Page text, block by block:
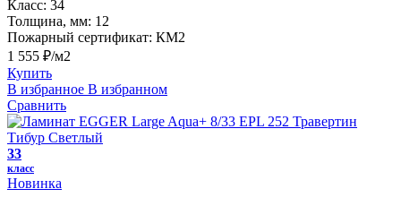
Класс: 34
Толщина, мм: 12
Пожарный сертификат: КМ2
1 555 ₽/м2
Купить
В избранное В избранном
Сравнить
33
класс
Новинка